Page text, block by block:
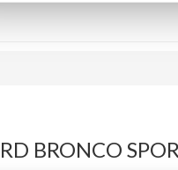
BRONCO